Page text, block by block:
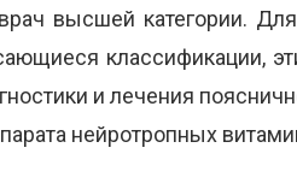
высшей категории.
классификации,
и лечения
нейротропных